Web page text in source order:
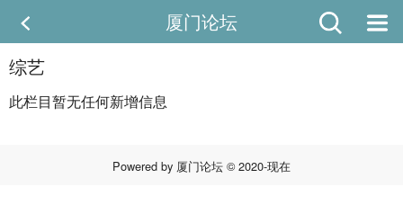
厦门论坛
综艺
此栏目暂无任何新增信息
Powered by 厦门论坛 © 2020-现在